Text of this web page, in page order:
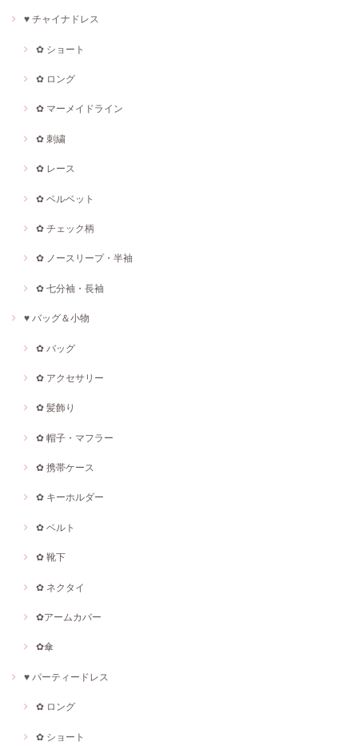
♥ チャイナドレス
✿ ショート
✿ ロング
✿ マーメイドライン
✿ 刺繍
✿ レース
✿ ベルベット
✿ チェック柄
✿ ノースリープ・半袖
✿ 七分袖・長袖
♥ バッグ＆小物
✿ バッグ
✿ アクセサリー
✿ 髪飾り
✿ 帽子・マフラー
✿ 携帯ケース
✿ キーホルダー
✿ ベルト
✿ 靴下
✿ ネクタイ
✿アームカバー
✿傘
♥ パーティードレス
✿ ロング
✿ ショート